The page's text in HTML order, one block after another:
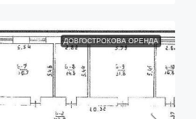
ДОВГОСТРОКОВА ОРЕНДА